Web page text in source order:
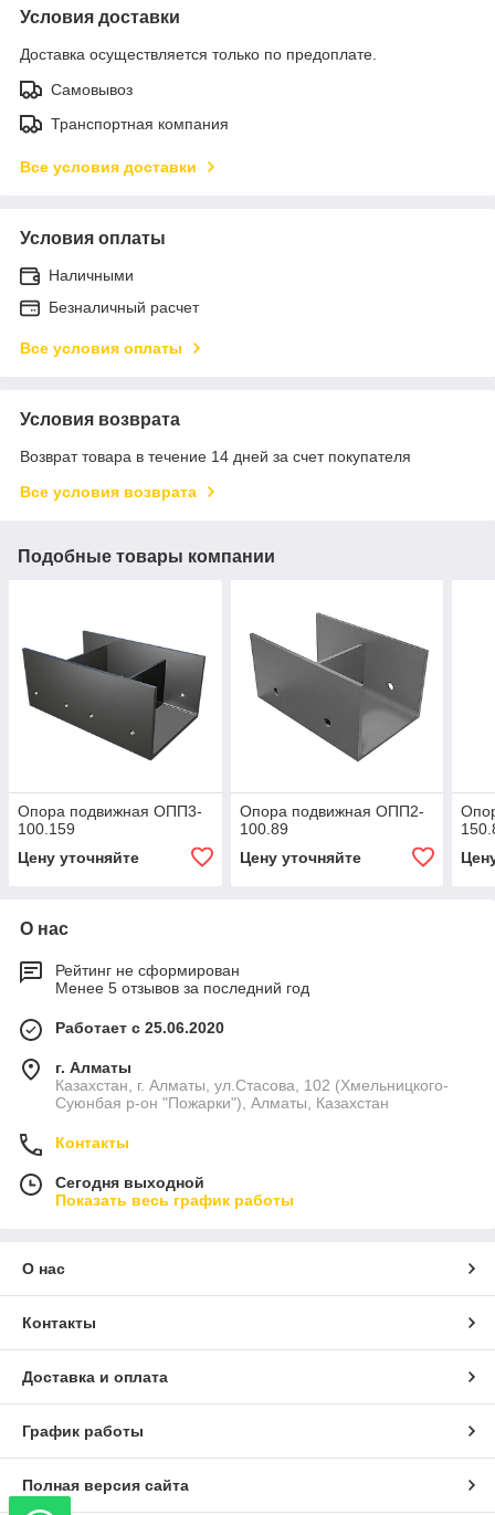
Условия доставки
Доставка осуществляется только по предоплате.
Самовывоз
Транспортная компания
Все условия доставки
Условия оплаты
Наличными
Безналичный расчет
Все условия оплаты
Условия возврата
Возврат товара в течение 14 дней за счет покупателя
Все условия возврата
Подобные товары компании
Опора подвижная ОПП3-
100.159
Цену уточняйте
Опора подвижная ОПП2-
100.89
Цену уточняйте
О нас
Рейтинг не сформирован
Менее 5 отзывов за последний год
Работает с 25.06.2020
г. Алматы
Казахстан, г. Алматы, ул.Стасова, 102 (Хмельницкого-
Суюнбая р-он "Пожарки"), Алматы, Казахстан
Контакты
Сегодня выходной
Показать весь график работы
О нас
Контакты
Доставка и оплата
График работы
Полная версия сайта